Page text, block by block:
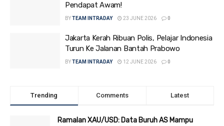
Pendapat Awam!
BY TEAM INTRADAY 23 JUNE 2026 0
Jakarta Kerah Ribuan Polis, Pelajar Indonesia
Turun Ke Jalanan Bantah Prabowo
BYTEAM INTRADAY 12 JUNE 2026 0
Trending Comments Latest
Ramalan XAU/USD: Data Buruh AS Mampu